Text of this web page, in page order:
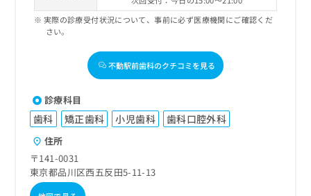
実際の診療受付状況について、事前に必ず医療機関にご確認くだ
さい。
不動駅前歯科のクチコミを見る
診療科目
歯科 矯正歯科 小児歯科 歯科口腔外科
住所
〒141-0031
東京都品川区西五反田5-11-13